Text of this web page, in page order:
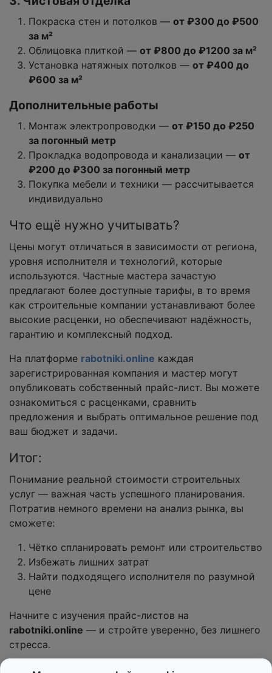
Покраска стен и потолков — от ₽300 до ₽500
за м²
Облицовка плиткой — от ₽800 до ₽1200 за м²
Установка натяжных потолков — от ₽400 до
₽600 за м²
Дополнительные работы
Монтаж электропроводки — от ₽150 до ₽250
за погонный метр
Прокладка водопровода и канализации — от
₽200 до ₽300 за погонный метр
Покупка мебели и техники — рассчитывается
индивидуально
Что ещё нужно учитывать?
Цены могут отличаться в зависимости от региона,
уровня исполнителя и технологий, которые
используются. Частные мастера зачастую
предлагают более доступные тарифы, в то время
как строительные компании устанавливают более
высокие расценки, но обеспечивают надёжность,
гарантию и комплексный подход.
На платформе rabotniki.online каждая
зарегистрированная компания и мастер могут
опубликовать собственный прайс-лист. Вы можете
ознакомиться с расценками, сравнить
предложения и выбрать оптимальное решение под
ваш бюджет и задачи.
Итог:
Понимание реальной стоимости строительных
услуг — важная часть успешного планирования.
Потратив немного времени на анализ рынка, вы
сможете:
Чётко спланировать ремонт или строительство
Избежать лишних затрат
Найти подходящего исполнителя по разумной
цене
Начните с изучения прайс-листов на
rabotniki.online — и стройте уверенно, без лишнего
стресса.